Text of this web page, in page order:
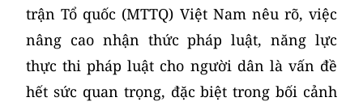
trận Tổ quốc (MTTQ) Việt Nam nêu rõ, việc
nâng cao nhận thức pháp luật, năng lực
thực thi pháp luật cho người dân là vấn đề
hết sức quan trọng, đặc biệt trong bối cảnh